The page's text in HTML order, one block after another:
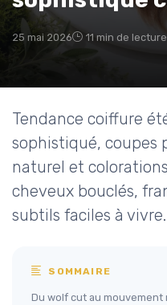
25 mai 2026 11 min de lecture
Tendance coiffure
sophistiqué, coupes
naturel et
cheveux bouclés,
subtils faciles à vivre.
SOMMAIRE
Du wolf cut au